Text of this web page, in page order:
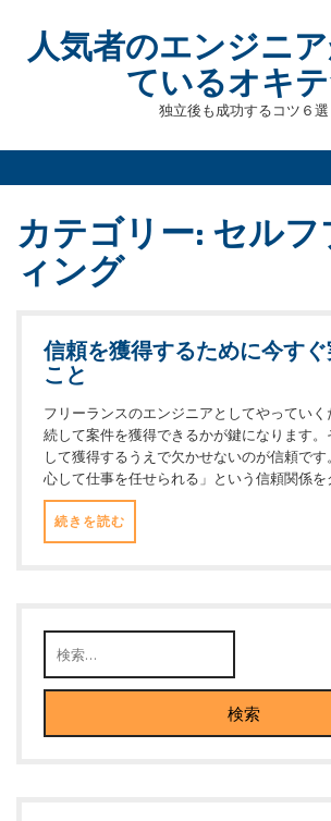
content人気者のエンジニ
ているオキ
独立後も成功するコツ６選
カテゴリー: セルフ
ィング
信頼を獲得するために今す
こと
フリーランスのエンジニアとしてやってい
続して案件を獲得できるかが鍵になります
して獲得するうえで欠かせないのが信頼で
心して仕事を任せられる」という信頼関係
続きを読む